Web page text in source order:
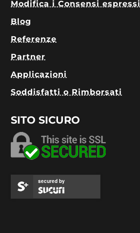
Modifica i Consensi espressi
Blog
Referenze
Partner
Applicazioni
Soddisfatti o Rimborsati
SITO SICURO
secured by